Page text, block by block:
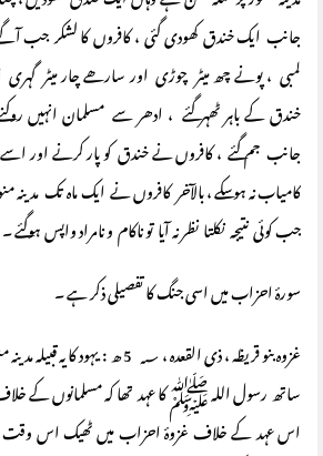
جانب ایک خندق کھودی گئی ، کافروں کا لشکر جب آگے
لمبی ، پونے چھ میٹر چوڑی اور سارھے چار میٹر
خندق کے باہر ٹھہر گئے ، ادھر سے مسلمان انہیں
جانب جم گئے ، کافروں نے خندق کو پار کرنے اور
کامیاب نہ ہوسکے ، بالآخر کافروں نے ایک ماہ تک مدینہ
جب کوئی نتیجہ نکلتا نظر نہ آیا تو ناکام و نامراد واپس ہوگئے ۔
سورۂ احزاب میں اسی جنگ کا تفصیلی ذکر ہے ۔
غزوہ بنو قریظہ ، ذی القعدہ ، ؁ 5 ھ :
ساتھ رسول اللہ ﷺ کا عہد تھا کہ مسلمانوں کے
اس عہد کے خلاف غزوۂ احزاب میں ٹھیک اس